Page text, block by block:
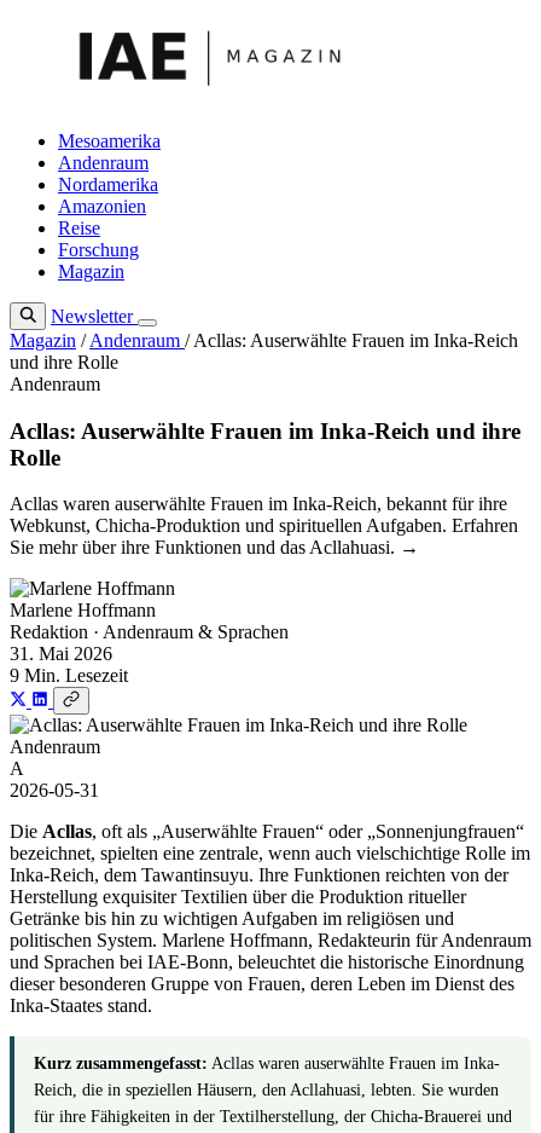
Mesoamerika
Andenraum
Nordamerika
Amazonien
Reise
Forschung
Magazin
Newsletter
Magazin / Andenraum / Acllas: Auserwählte Frauen im Inka-Reich
und ihre Rolle
Andenraum
Acllas: Auserwählte Frauen im Inka-Reich und ihre
Rolle
Acllas waren auserwählte Frauen im Inka-Reich, bekannt für ihre
Webkunst, Chicha-Produktion und spirituellen Aufgaben. Erfahren
Sie mehr über ihre Funktionen und das Acllahuasi. →
Marlene Hoffmann
Redaktion · Andenraum & Sprachen
31. Mai 2026
9 Min. Lesezeit
Andenraum
A
2026-05-31
Die Acllas, oft als „Auserwählte Frauen“ oder „Sonnenjungfrauen“
bezeichnet, spielten eine zentrale, wenn auch vielschichtige Rolle im
Inka-Reich, dem Tawantinsuyu. Ihre Funktionen reichten von der
Herstellung exquisiter Textilien über die Produktion ritueller
Getränke bis hin zu wichtigen Aufgaben im religiösen und
politischen System. Marlene Hoffmann, Redakteurin für Andenraum
und Sprachen bei IAE-Bonn, beleuchtet die historische Einordnung
dieser besonderen Gruppe von Frauen, deren Leben im Dienst des
Inka-Staates stand.
Kurz zusammengefasst: Acllas waren auserwählte Frauen im Inka-
Reich, die in speziellen Häusern, den Acllahuasi, lebten. Sie wurden
für ihre Fähigkeiten in der Textilherstellung, der Chicha-Brauerei und